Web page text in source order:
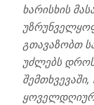
ხარისხის
გთავაზობთ
უძლებს